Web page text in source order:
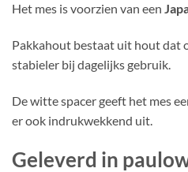
Het mes is voorzien van een
Pakkahout bestaat uit hout dat
stabieler bij dagelijks gebruik.
De witte spacer geeft het mes
er ook indrukwekkend uit.
Geleverd in